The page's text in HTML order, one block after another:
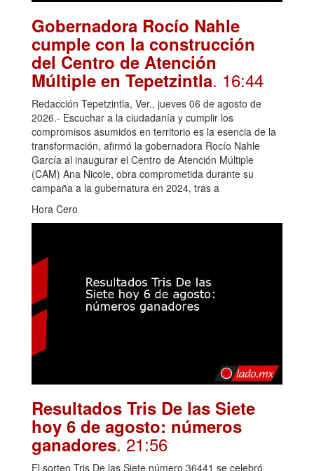
Gobernadora Rocío Nahle
cumple con la construcción
del Centro de Atención
Múltiple en Tepetzintla. 16:44
Redacción Tepetzintla, Ver., jueves 06 de agosto de
2026.- Escuchar a la ciudadanía y cumplir los
compromisos asumidos en territorio es la esencia de la
transformación, afirmó la gobernadora Rocío Nahle
García al inaugurar el Centro de Atención Múltiple
(CAM) Ana Nicole, obra comprometida durante su
campaña a la gubernatura en 2024, tras a
Hora Cero
Resultados Tris De las Siete
hoy 6 de agosto: números
ganadores. 21:56
El sorteo Tris De las Siete número 36441 se celebró